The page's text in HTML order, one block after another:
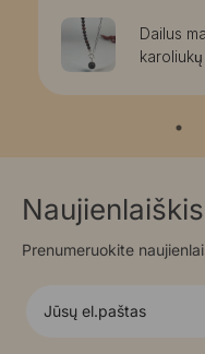
Dailus
Naujienlaiškis
Prenumeruokite